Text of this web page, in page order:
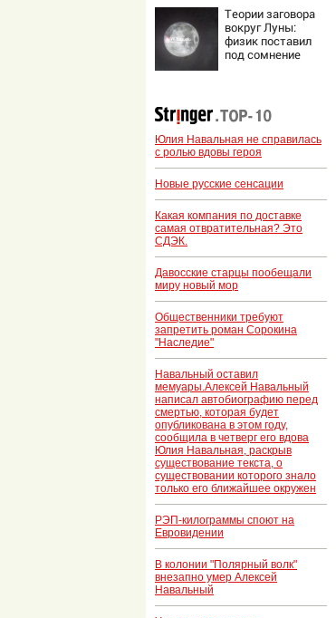
отклики
читателей
Теории заговора
вокруг Луны:
физик поставил
под сомнение
Юлия Навальная не справилась
с ролью вдовы героя
Новые русские сенсации
Какая компания по доставке
самая отвратительная? Это
СДЭК.
Давосские старцы пообещали
миру новый мор
Общественники требуют
запретить роман Сорокина
"Наследие"
Навальный оставил
мемуары.Алексей Навальный
написал автобиографию перед
смертью, которая будет
опубликована в этом году,
сообщила в четверг его вдова
Юлия Навальная, раскрыв
существование текста, о
существовании которого знало
только его ближайшее окружен
РЭП-килограммы споют на
Евровидении
В колонии "Полярный волк"
внезапно умер Алексей
Навальный